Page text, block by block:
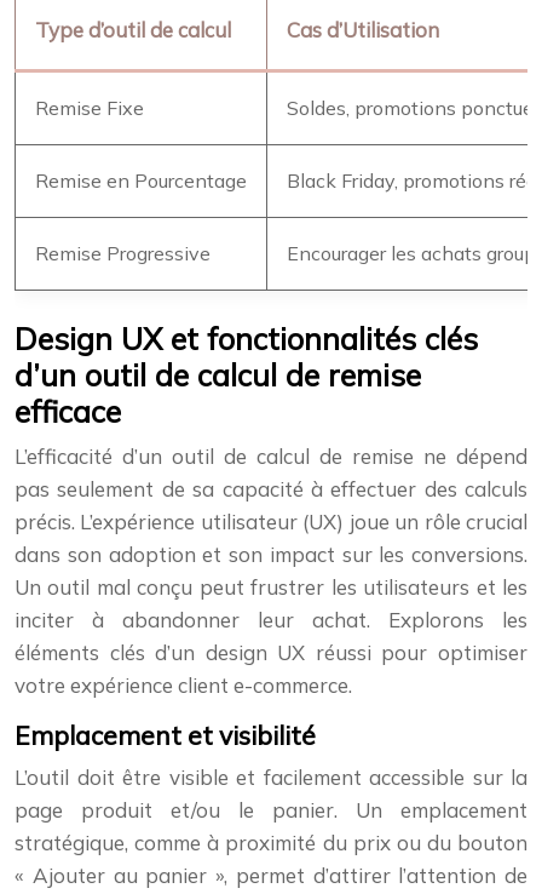
Type d’outil de calcul Cas d’Utilisation
Remise Fixe Soldes, promotions
Remise en Pourcentage Black Friday, promotions
Remise Progressive Encourager les achats
Design UX et fonctionnalités clés
d’un outil de calcul de remise
efficace
L’efficacité d’un outil de calcul de remise ne dépend
pas seulement de sa capacité à effectuer des calculs
précis. L’expérience utilisateur (UX) joue un rôle crucial
dans son adoption et son impact sur les conversions.
Un outil mal conçu peut frustrer les utilisateurs et les
inciter à abandonner leur achat. Explorons les
éléments clés d’un design UX réussi pour optimiser
votre expérience client e-commerce.
Emplacement et visibilité
L’outil doit être visible et facilement accessible sur la
page produit et/ou le panier. Un emplacement
stratégique, comme à proximité du prix ou du bouton
« Ajouter au panier », permet d’attirer l’attention de